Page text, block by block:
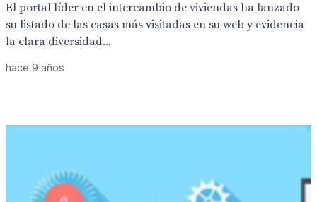
El portal líder en el intercambio de viviendas ha lanzado
su listado de las casas más visitadas en su web y evidencia
la clara diversidad...
hace 9 años